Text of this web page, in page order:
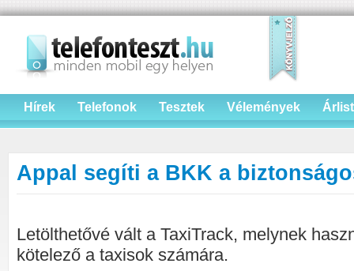
Hírek Telefonok Tesztek Vélemények
Appal segíti a BKK a
Letölthetővé vált a TaxiTrack, melynek
kötelező a taxisok számára.